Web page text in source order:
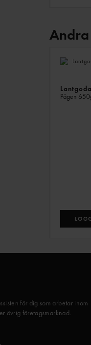
Pågen
för dig som arbetar inom
övrig företagsmarknad.